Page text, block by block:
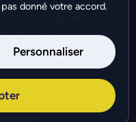
Citroen
Toyota
Alfa-Romeo
Tous droits réservés -
mes cookies
donné votre accord.
Personnaliser